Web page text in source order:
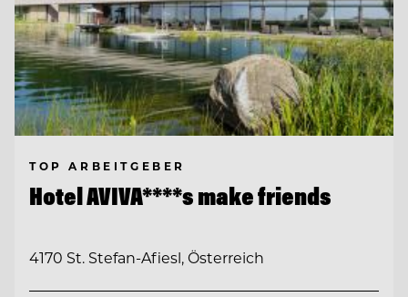
TOP ARBEITGEBER
Hotel AVIVA****s make friends
4170 St. Stefan-Afiesl, Österreich